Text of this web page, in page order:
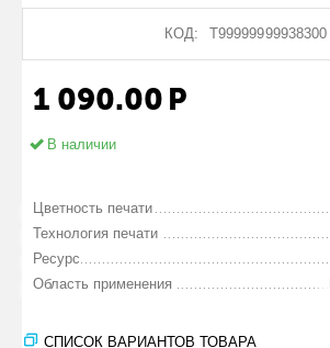
КОД: Т99999999938300
1 090.00 Р
В наличии
Цветность печати
Технология печати
Ресурс
Область применения
СПИСОК ВАРИАНТОВ ТОВАРА